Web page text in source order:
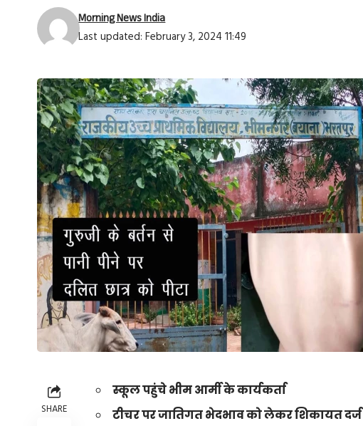
Last updated: February 3, 2024 11:49
Morning News India
SHARE
स्कूल पहुंचे भीम आर्मी के कार्यकर्ता
टीचर पर जातिगत भेदभाव को लेकर शिकायत दर्ज